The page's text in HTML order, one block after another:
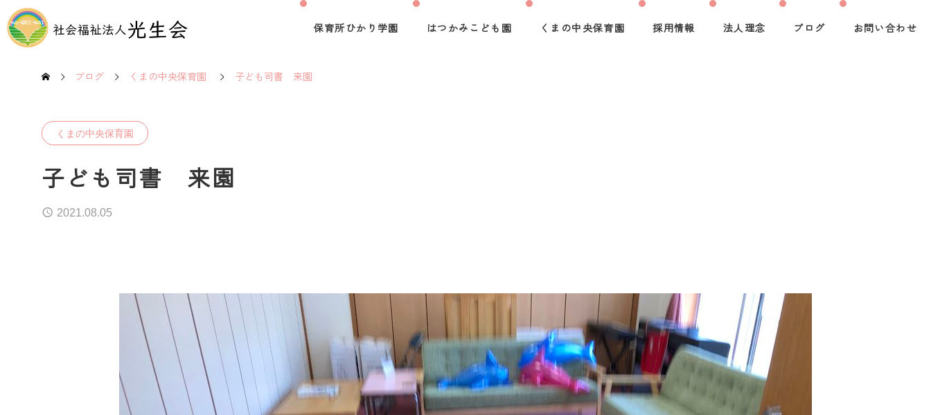
保育所ひかり学園 はつかみこども園 くまの中央保育園 採用情報 法人理念 ブログ お問い合わせ
ブログ くまの中央保育園 子ども司書 来園
くまの中央保育園
子ども司書 来園
2021.08.05